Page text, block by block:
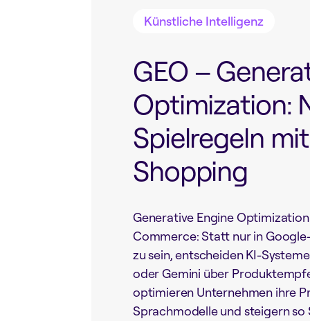
Künstliche Intelligenz
GEO –
Optimization:
Spielregeln
Shopping
Generative Engine
Commerce: Statt nur in
zu sein, entscheiden KI-
oder Gemini über
optimieren Unternehmen ihre
Sprachmodelle und steigern so